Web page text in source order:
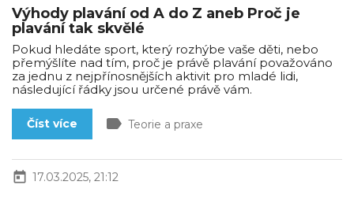
Výhody plavání od A do Z aneb Proč je
plavání tak skvělé
Pokud hledáte sport, který rozhýbe vaše děti, nebo
přemýšlíte nad tím, proč je právě plavání považováno
za jednu z nejpřínosnějších aktivit pro mladé lidi,
následující řádky jsou určené právě vám.
Číst více label Teorie a praxe
today 17.03.2025, 21:12